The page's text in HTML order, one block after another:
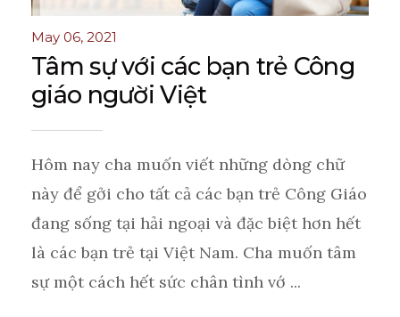
May 06, 2021
Tâm sự với các bạn trẻ Công
giáo người Việt
Hôm nay cha muốn viết những dòng chữ
này để gởi cho tất cả các bạn trẻ Công Giáo
đang sống tại hải ngoại và đặc biệt hơn hết
là các bạn trẻ tại Việt Nam. Cha muốn tâm
sự một cách hết sức chân tình vớ ...